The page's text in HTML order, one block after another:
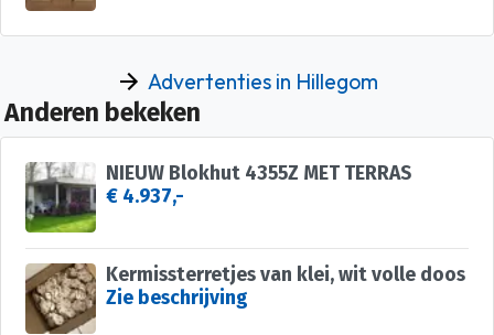
Advertenties in Hillegom
Anderen bekeken
NIEUW Blokhut 4355Z MET TERRAS
€ 4.937,-
Kermissterretjes van klei, wit volle doos
Zie beschrijving